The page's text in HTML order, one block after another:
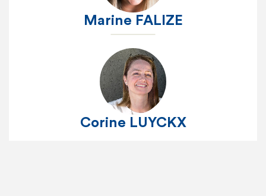
Marine FALIZE
Corine LUYCKX